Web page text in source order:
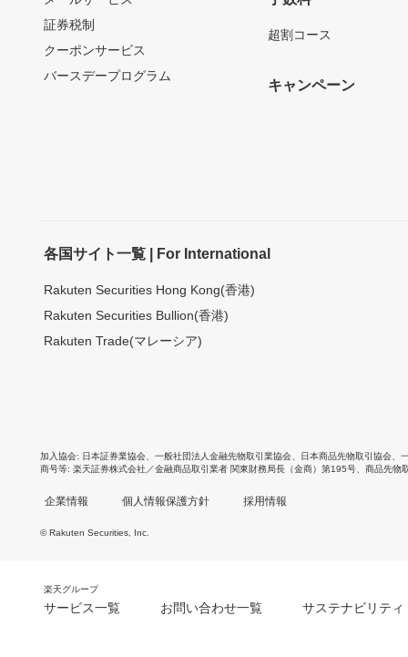
証券税制
クーポンサービス
バースデープログラム
超割コース
キャンペーン
各国サイト一覧 | For International
Rakuten Securities Hong Kong(香港)
Rakuten Securities Bullion(香港)
Rakuten Trade(マレーシア)
加入協会 日本証券業協会 一般社団法人金融先物取引業協会 日本商品先物取引協会
商号等 楽天証券株式会社／金融商品取引業者 関東財務局長（金商）第195号、商品先物
企業情報 個人情報保護方針 採用情報
© Rakuten Securities, Inc.
楽天グループ
サービス一覧 お問い合わせ一覧 サステナビリティ